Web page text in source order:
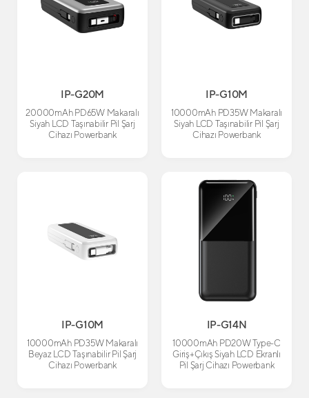
IP-G20M
20000mAh PD65W Makaralı
Siyah LCD Taşınabilir Pil Şarj
Cihazı Powerbank
IP-G10M
10000mAh PD35W Makaralı
Siyah LCD Taşınabilir Pil Şarj
Cihazı Powerbank
IP-G10M
10000mAh PD35W Makaralı
Beyaz LCD Taşınabilir Pil Şarj
Cihazı Powerbank
IP-G14N
10000mAh PD20W Type-C
Giriş+Çıkış Siyah LCD Ekranlı
Pil Şarj Cihazı Powerbank